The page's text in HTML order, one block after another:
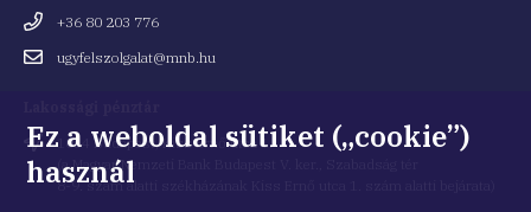
Telefonszám
+36 80 203 776
Emailugyfelszolgalat@mnb.hu
Cím 1054 Budapest, Kiss Ernő utca 1.
(a Magyar Nemzeti Bank Budapest V. ker., Szabadság tér
8-9. szám alatti székházának Kiss Ernő utca 1. szám alatti bejárata)
Ez a weboldal sütiket („cookie”)
használ